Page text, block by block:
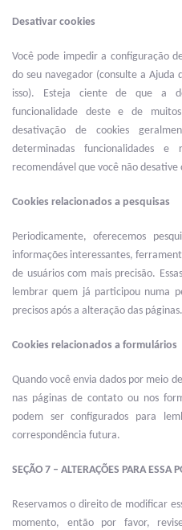
Desativar cookies
Você pode impedir a configuração
do seu navegador (consulte a Ajuda
isso). Esteja ciente de que a
funcionalidade deste e de
desativação de cookies
determinadas funcionalidades
recomendável que você não desative
Cookies relacionados a pesquisas
Periodicamente, oferecemos
informações interessantes,
de usuários com mais precisão.
lembrar quem já participou numa
precisos após a alteração das páginas.
Cookies relacionados a formulários
Quando você envia dados por meio
nas páginas de contato ou nos
podem ser configurados para
correspondência futura.
SEÇÃO 7 – ALTERAÇÕES PARA ESSA
Reservamos o direito de modificar
momento, então por favor,